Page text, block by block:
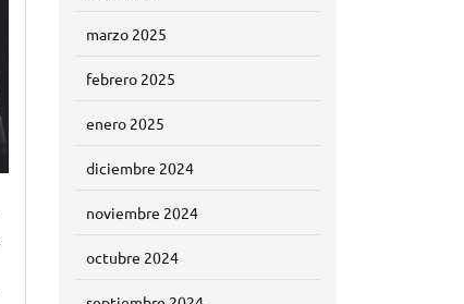
marzo 2025
febrero 2025
enero 2025
diciembre 2024
noviembre 2024
octubre 2024